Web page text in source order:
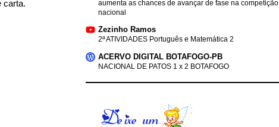
carta.
aumenta as chances de avançar de fase na competição
nacional
Zezinho Ramos
2ª ATIVIDADES Português e Matemática 2
ACERVO DIGITAL BOTAFOGO-PB
NACIONAL DE PATOS 1 x 2 BOTAFOGO